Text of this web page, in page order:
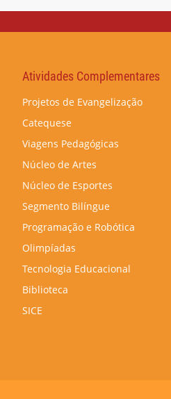
Atividades Complementares
Projetos de Evangelização
Catequese
Viagens Pedagógicas
Núcleo de Artes
Núcleo de Esportes
Segmento Bilíngue
Programação e Robótica
Olimpíadas
Tecnologia Educacional
Biblioteca
SICE